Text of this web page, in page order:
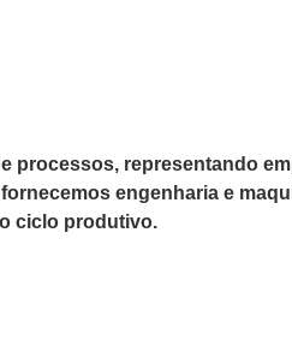
processos, representando
engenharia e
ciclo produtivo.